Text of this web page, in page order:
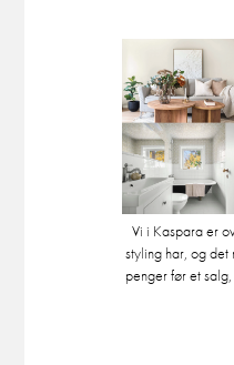
Vi i Kaspara er
styling har, og det
penger før et